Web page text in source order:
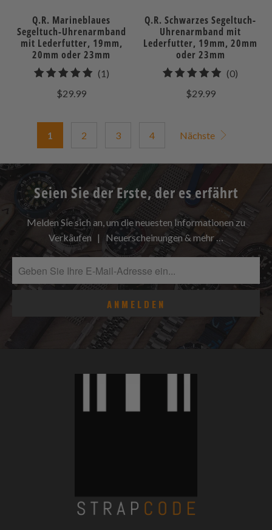
Q.R. Marineblaues
Segeltuch-Uhrenarmband
mit Lederfutter, 19mm,
20mm oder 23mm
(1)1
$29.99
Q.R. Schwarzes Segeltuch-
Uhrenarmband mit
Lederfutter, 19mm, 20mm
oder 23mm
(0)
$29.99
1 2 3 4 Nächste
Seien Sie der Erste, der es erfährt
Melden Sie sich an, um die neuesten Informationen zu
Verkäufen | Neuerscheinungen & mehr …